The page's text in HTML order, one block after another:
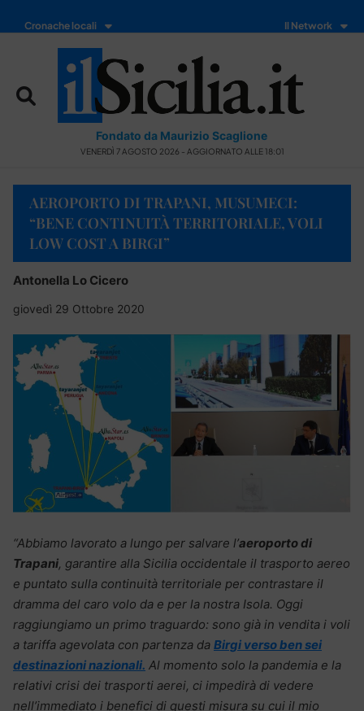
Cronache locali Il Network
Fondato da Maurizio Scaglione
VENERDÌ 7 AGOSTO 2026 - AGGIORNATO ALLE 18:01
AEROPORTO DI TRAPANI, MUSUMECI:
“BENE CONTINUITÀ TERRITORIALE, VOLI
LOW COST A BIRGI”
Antonella Lo Cicero
giovedì 29 Ottobre 2020
“Abbiamo lavorato a lungo per salvare l’aeroporto di
Trapani, garantire alla Sicilia occidentale il trasporto aereo
e puntato sulla continuità territoriale per contrastare il
dramma del caro volo da e per la nostra Isola. Oggi
raggiungiamo un primo traguardo: sono già in vendita i voli
a tariffa agevolata con partenza da Birgi verso ben sei
destinazioni nazionali. Al momento solo la pandemia e la
relativi crisi dei trasporti aerei, ci impedirà di vedere
nell’immediato i benefici di questi misura su cui il mio